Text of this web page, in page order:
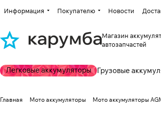
Информация Покупателю Новости
Магазин
автозапчастей
Легковые аккумуляторы Грузовые
Главная Мото аккумуляторы Мото аккумуляторы